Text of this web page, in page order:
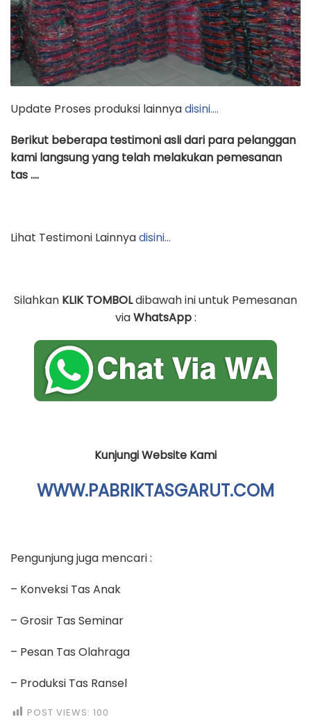
Update Proses produksi lainnyadisini….
Berikut beberapa testimoni asli dari para pelanggan
kami langsung yang telah melakukan pemesanan
tas ….
Lihat Testimoni Lainnyadisini…
Silahkan KLIK TOMBOLdibawah ini untuk Pemesanan
viaWhatsApp:
Kunjungi Website Kami
WWW.PABRIKTASGARUT.COM
Pengunjung juga mencari :
– Konveksi Tas Anak
– Grosir Tas Seminar
– Pesan Tas Olahraga
– Produksi Tas Ransel
POST VIEWS: 100